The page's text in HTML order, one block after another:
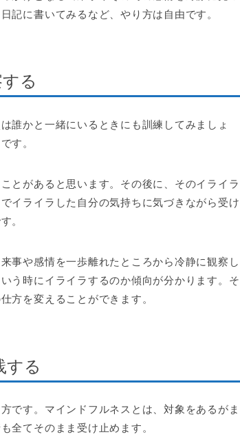
記に書いてみるなど、やり方は自由です。
る
誰かと一緒にいるときにも訓練してみましょ
す。
とがあると思います。その後に、そのイライラ
イライラした自分の気持ちに気づきながら受け
。
事や感情を一歩離れたところから冷静に観察し
う時にイライラするのか傾向が分かります。そ
方を変えることができます。
する
です。マインドフルネスとは、対象をあるがま
全てそのまま受け止めます。